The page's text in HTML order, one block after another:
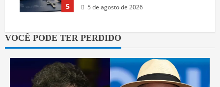
5 5 de agosto de 2026
VOCÊ PODE TER PERDIDO